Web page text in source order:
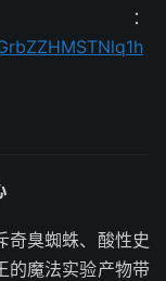
奇臭蜘蛛、酸性史
的魔法实验产物带